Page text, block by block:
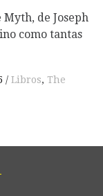
de Joseph
como tantas
Libros, The